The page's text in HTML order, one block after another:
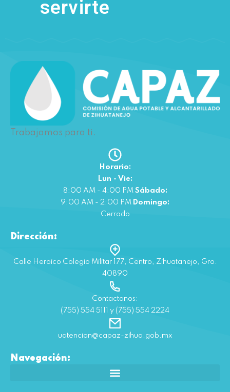
servirte
Trabajamos para ti.
Horario:
Lun - Vie:
8:00 AM - 4:00 PM Sábado:
9:00 AM - 2:00 PM Domingo:
Cerrado
Dirección:
Calle Heroico Colegio Militar 177, Centro, Zihuatanejo, Gro.
40890
Contactanos:
(755) 554 5111 y (755) 554 2224
uatencion@capaz-zihua.gob.mx
Navegación: